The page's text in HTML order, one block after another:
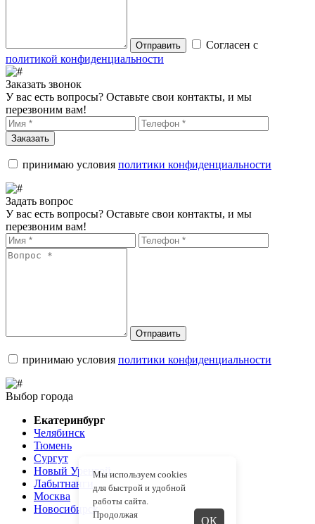
Отправить
Согласен с
политикой конфиденциальности
Заказать звонок
У вас есть вопросы? Оставьте свои контакты, и мы
перезвоним вам!
Заказать
принимаю условия политики конфиденциальности
Задать вопрос
У вас есть вопросы? Оставьте свои контакты, и мы
перезвоним вам!
Отправить
принимаю условия политики конфиденциальности
Выбор города
Екатеринбург
Челябинск
Тюмень
Сургут
Новый Уренгой
Лабытнанги
Москва
Новосибирск
Мы используем cookies
для быстрой и удобной
работы сайта.
Продолжая
ОК